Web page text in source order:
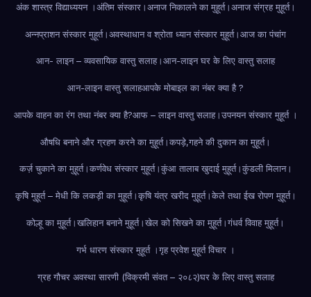
अंक शास्त्र विद्याध्ययन ।अंतिम संस्कार।अनाज निकालने का मुहूर्त।अनाज संग्रह मुहूर्त।
अन्नप्राशन संस्कार मुहूर्त।अवस्थाधान व श्रोता ध्यान संस्कार मुहूर्त।आज का पंचांग
आन- लाइन – व्यवसायिक वास्तु सलाह।आन-लाइन घर के लिए वास्तु सलाह
आन-लाइन वास्तु सलाहआपके मोबाइल का नंबर क्या है ?
आपके वाहन का रंग तथा नंबर क्या है?आफ – लाइन वास्तु सलाह।उपनयन संस्कार मुहूर्त ।
औषधि बनाने और ग्रहण करने का मुहूर्त।कपड़े,गहने की दुकान का मुहूर्त।
कर्ज़ चुकाने का मुहूर्त।कर्णवेध संस्कार मुहूर्त।कुंआ तालाब खुदाई मुहूर्त।कुंडली मिलान।
कृषि मुहूर्त – मेधी कि लकड़ी का मुहूर्त।कृषि यंत्र खरीद मुहूर्त।केले तथा ईख रोपण मुहूर्त।
कोल्हू का मुहूर्त।खलिहान बनाने मुहूर्त।खेल को सिखने का मुहूर्त।गंधर्व विवाह मुहूर्त।
गर्भ धारण संस्कार मुहूर्त ।गृह प्रवेश मुहूर्त विचार ।
ग्रह गौचर अवस्था सारणी (विक्रमी संवत – २०८२)घर के लिए वास्तु सलाह